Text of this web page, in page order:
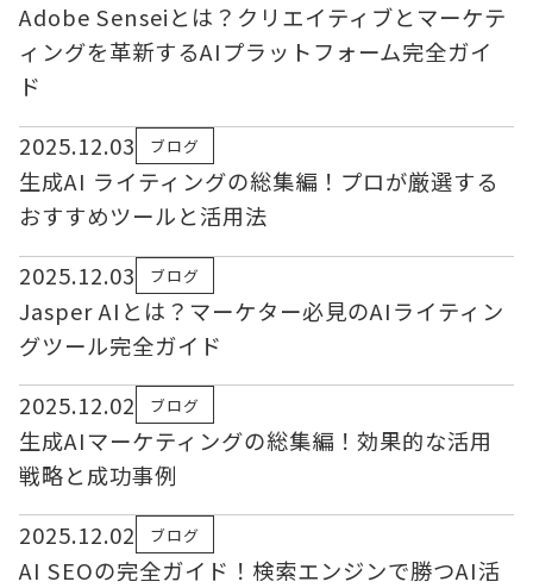
Adobe Senseiとは？クリエイティブとマーケテ
ィングを革新するAIプラットフォーム完全ガイ
ド
2025.12.03
ブログ
生成AI ライティングの総集編！プロが厳選する
おすすめツールと活用法
2025.12.03
ブログ
Jasper AIとは？マーケター必見のAIライティン
グツール完全ガイド
2025.12.02
ブログ
生成AIマーケティングの総集編！効果的な活用
戦略と成功事例
2025.12.02
ブログ
AI SEOの完全ガイド！検索エンジンで勝つAI活